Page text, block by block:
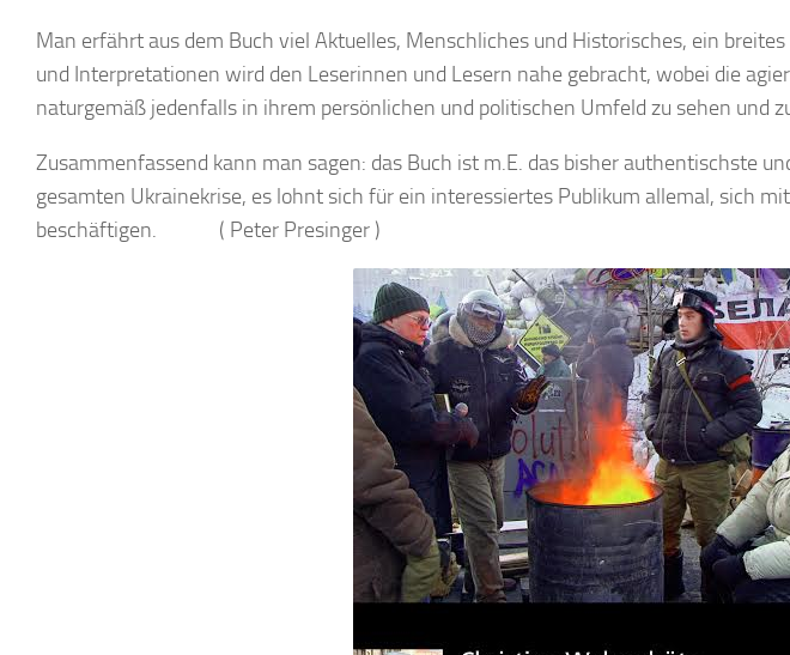
Man erfährt aus dem Buch viel Aktuelles, Menschliches und Historisches, ein
und Interpretationen wird den Leserinnen und Lesern nahe gebracht, wobei die
naturgemäß jedenfalls in ihrem persönlichen und politischen Umfeld zu sehen und
Zusammenfassend kann man sagen: das Buch ist m.E. das bisher authentischste
gesamten Ukrainekrise, es lohnt sich für ein interessiertes Publikum allemal, sich
beschäftigen. ( Peter Presinger )